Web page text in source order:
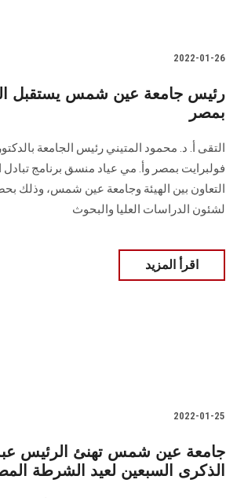
2022-01-26
رئيس جامعة عين شمس يستقبل
بمصر
التقى أ. د. محمود المتيني رئيس الجامعة
فولبرايت بمصر وأ. مي عياد منسق برنامج تبادل
التعاون بين الهيئة وجامعة عين شمس، وذلك
لشئون الدراسات العليا والبحوث
اقرأ المزيد
2022-01-25
جامعة عين شمس تهنئ الرئيس
الذكرى السبعين لعيد الشرطة